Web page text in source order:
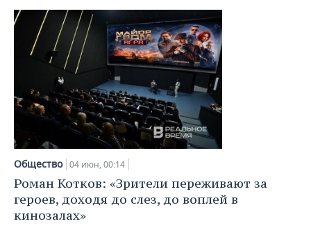
Общество 04 июн, 00:14
Роман Котков: «Зрители переживают за
героев, доходя до слез, до воплей в
кинозалах»